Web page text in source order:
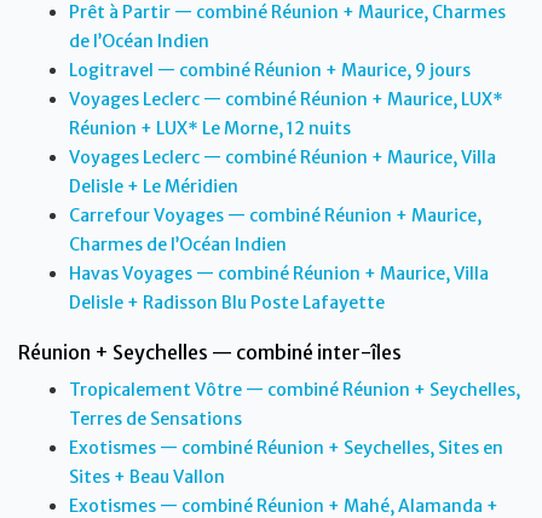
Prêt à Partir — combiné Réunion + Maurice, Charmes
de l’Océan Indien
Logitravel — combiné Réunion + Maurice, 9 jours
Voyages Leclerc — combiné Réunion + Maurice, LUX*
Réunion + LUX* Le Morne, 12 nuits
Voyages Leclerc — combiné Réunion + Maurice, Villa
Delisle + Le Méridien
Carrefour Voyages — combiné Réunion + Maurice,
Charmes de l’Océan Indien
Havas Voyages — combiné Réunion + Maurice, Villa
Delisle + Radisson Blu Poste Lafayette
Réunion + Seychelles — combiné inter-îles
Tropicalement Vôtre — combiné Réunion + Seychelles,
Terres de Sensations
Exotismes — combiné Réunion + Seychelles, Sites en
Sites + Beau Vallon
Exotismes — combiné Réunion + Mahé, Alamanda +